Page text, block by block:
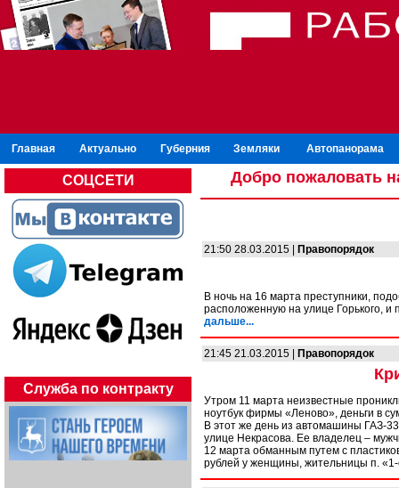
Главная Актуально Губерния Земляки Автопанорама
СОЦСЕТИ
Служба по контракту
Добро пожаловать
21:50 28.03.2015 | Правопорядок
В ночь на 16 марта преступники,
расположенную на улице Горького,
дальше...
21:45 21.03.2015 | Правопорядок
Утром 11 марта неизвестные
ноутбук фирмы «Леново», деньги в
В этот же день из автомашины ГАЗ-
улице Некрасова. Ее владелец –
12 марта обманным путем с
рублей у женщины, жительницы п.